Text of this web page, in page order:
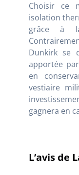
Choisir ce
isolation
grâce à
Dunkirk se
apportée
en
vestiaire
gagnera en
L’avis de